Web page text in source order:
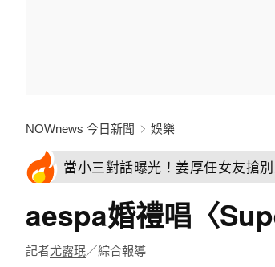
NOWnews 今日新聞 娛樂
當小三對話曝光！姜厚任女友搶
aespa婚禮唱〈
記者尤露珉／綜合報導